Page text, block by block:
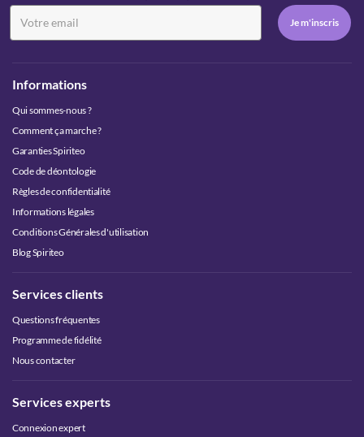
Informations
Qui sommes-nous ?
Comment ça marche ?
Garanties Spiriteo
Code de déontologie
Règles de confidentialité
Informations légales
Conditions Générales d'utilisation
Blog Spiriteo
Services clients
Questions fréquentes
Programme de fidélité
Nous contacter
Services experts
Connexion expert